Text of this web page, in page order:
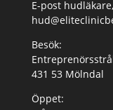
E-post
Besök:
431 53 Mölndal
Öppet: